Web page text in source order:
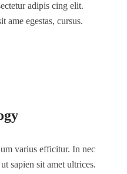
adipis cing elit.
ame egestas, cursus.
varius efficitur. In nec
sapien sit amet ultrices.